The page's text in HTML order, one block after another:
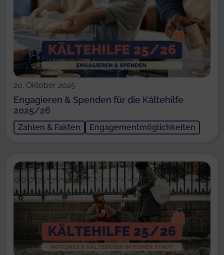
20. Oktober 2025
Engagieren & Spenden für die Kältehilfe
2025/26
Zahlen & Fakten Engagementmöglichkeiten